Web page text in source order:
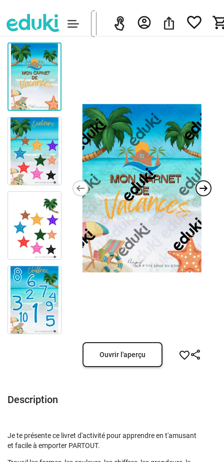
Ouvrir l'aperçu
Description
Je te présente ce livret d'activité pour apprendre en t'amusant
et facile à emporter PARTOUT.